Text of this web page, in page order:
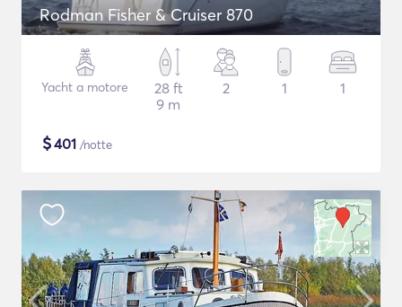
Rodman Fisher & Cruiser 870
Yacht a motore
28 ft
9 m
2 1 1
$401 /notte